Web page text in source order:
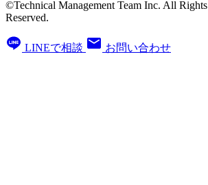
©Technical Management Team Inc. All Rights
Reserved.
LINEで相談 お問い合わせ